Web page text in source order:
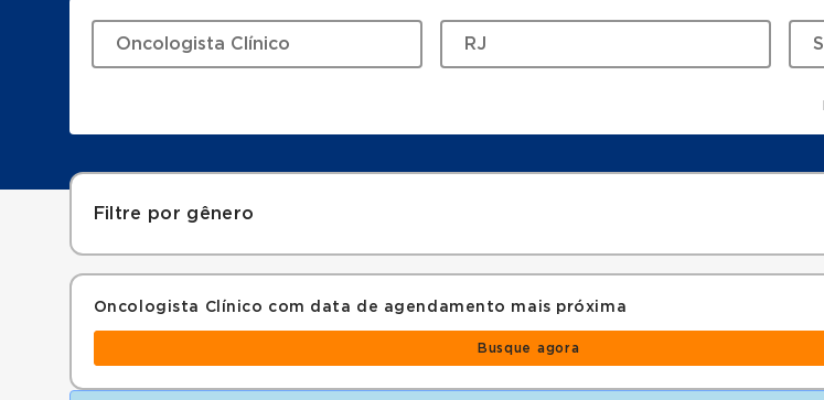
Filtre por gênero
Oncologista Clínico com data de agendamento mais próxima
Busque agora